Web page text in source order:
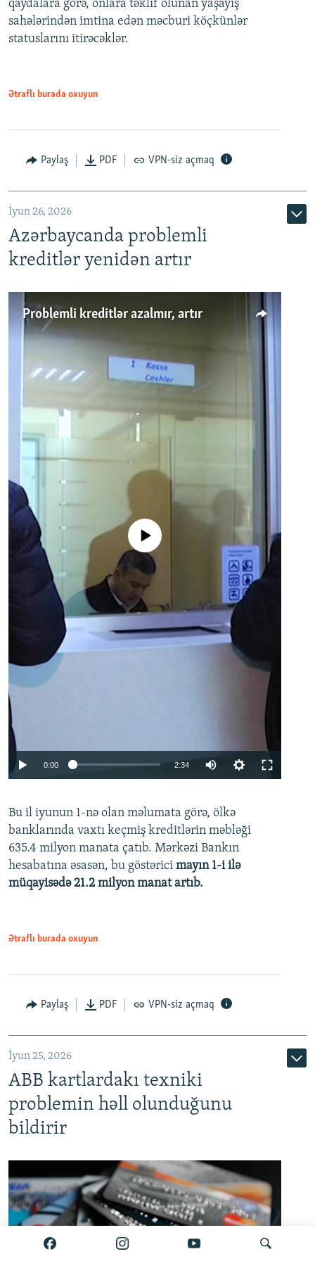
Auto 240p 360p 480p
720p 1080p
720p
qaydalara görə, onlara təklif olunan yaşayış
sahələrindən imtina edən məcburi köçkünlər
statuslarını itirəcəklər.
Ətraflı burada oxuyun
Paylaş PDF VPN-siz açmaq
İyun 26, 2026
Azərbaycanda problemli
kreditlər yenidən artır
Problemli kreditlər azalmır, artır
Auto 240p 360p 480p
720p 1080p
No media source currently available
0:00 2:34
360p
480p
720p
Bu il iyunun 1-nə olan məlumata görə, ölkə
banklarında vaxtı keçmiş kreditlərin məbləği
635.4 milyon manata çatıb. Mərkəzi Bankın
hesabatına əsasən, bu göstərici mayın 1-i ilə
müqayisədə 21.2 milyon manat artıb.
Ətraflı burada oxuyun
Paylaş PDF VPN-siz açmaq
İyun 25, 2026
ABB kartlardakı texniki
problemin həll olunduğunu
bildirir